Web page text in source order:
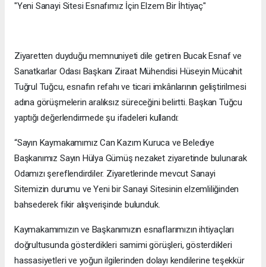
"Yeni Sanayi Sitesi Esnafımız İçin Elzem Bir İhtiyaç"
Ziyaretten duyduğu memnuniyeti dile getiren Bucak Esnaf ve
Sanatkarlar Odası Başkanı Ziraat Mühendisi Hüseyin Mücahit
Tuğrul Tuğcu, esnafın refahı ve ticari imkânlarının geliştirilmesi
adına görüşmelerin aralıksız süreceğini belirtti. Başkan Tuğcu
yaptığı değerlendirmede şu ifadeleri kullandı:
“Sayın Kaymakamımız Can Kazım Kuruca ve Belediye
Başkanımız Sayın Hülya Gümüş nezaket ziyaretinde bulunarak
Odamızı şereflendirdiler. Ziyaretlerinde mevcut Sanayi
Sitemizin durumu ve Yeni bir Sanayi Sitesinin elzemliliğinden
bahsederek fikir alışverişinde bulunduk.
Kaymakamımızın ve Başkanımızın esnaflarımızın ihtiyaçları
doğrultusunda gösterdikleri samimi görüşleri, gösterdikleri
hassasiyetleri ve yoğun ilgilerinden dolayı kendilerine teşekkür